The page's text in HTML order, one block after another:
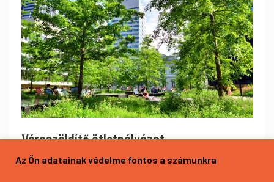
Városzöldítő ötletpályázat
Az Ön adatainak védelme fontos a számunkra